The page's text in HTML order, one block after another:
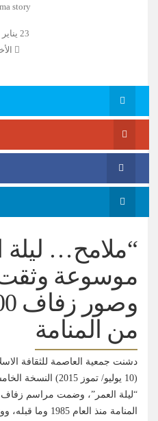
story
23 يناير 2017
“ملامح…
موسوعة
من المنامة
دشنت جمعية العاصمة للثقافة
(10 يوليو/ تموز
المنامة منذ